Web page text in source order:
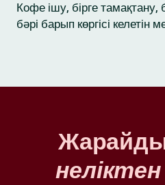
Кофе ішу, бірге тамақтану,
бәрі барып көргісі келетін
неліктен